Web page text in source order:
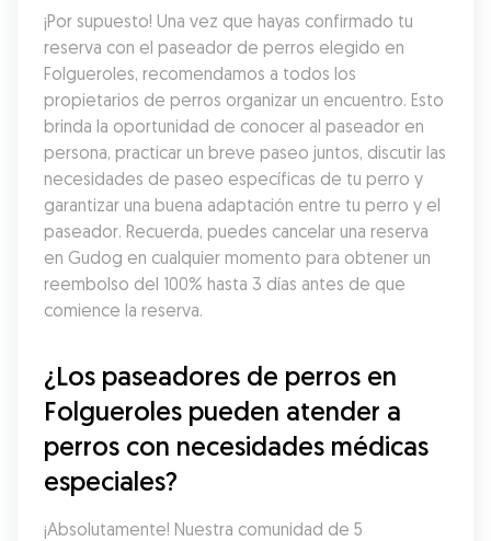
¡Por supuesto! Una vez que hayas confirmado tu
reserva con el paseador de perros elegido en
Folgueroles, recomendamos a todos los
propietarios de perros organizar un encuentro. Esto
brinda la oportunidad de conocer al paseador en
persona, practicar un breve paseo juntos, discutir las
necesidades de paseo específicas de tu perro y
garantizar una buena adaptación entre tu perro y el
paseador. Recuerda, puedes cancelar una reserva
en Gudog en cualquier momento para obtener un
reembolso del 100% hasta 3 días antes de que
comience la reserva.
¿Los paseadores de perros en
Folgueroles pueden atender a
perros con necesidades médicas
especiales?
¡Absolutamente! Nuestra comunidad de 5